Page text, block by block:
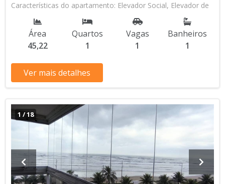
Características do apartamento: Elevador Social, Elevador de
Serviço, Acessibilidade, Interfone, Piscina, Sauna, Salão de
Jogos, Salão de Festas, Espaço Kids, Espaço Gourmet,
Academia, Churrasqueira Aceita Financiamento Bancário * Os
valores e disponibilidade podem ser alterados sem prévio
Área
45,22
Quartos
1
Vagas
1
Banheiros
1
Ver mais detalhes
1 /18